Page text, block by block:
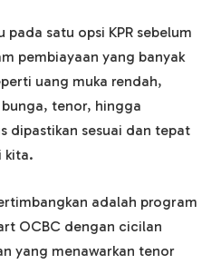
satu opsi KPR sebelum
pembiayaan yang banyak
uang muka rendah,
tenor, hingga
dipastikan sesuai dan tepat
kita.
adalah program
OCBC dengan cicilan
yang menawarkan tenor